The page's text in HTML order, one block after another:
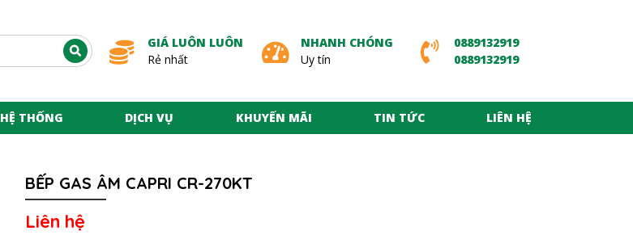
GIÁ LUÔN LUÔN
Rẻ nhất
NHANH CHÓNG
Uy tín
0889132919
0889132919
HỆ THỐNG DỊCH VỤ KHUYẾN MÃI TIN TỨC LIÊN HỆ
BẾP GAS ÂM CAPRI CR-270KT
Liên hệ